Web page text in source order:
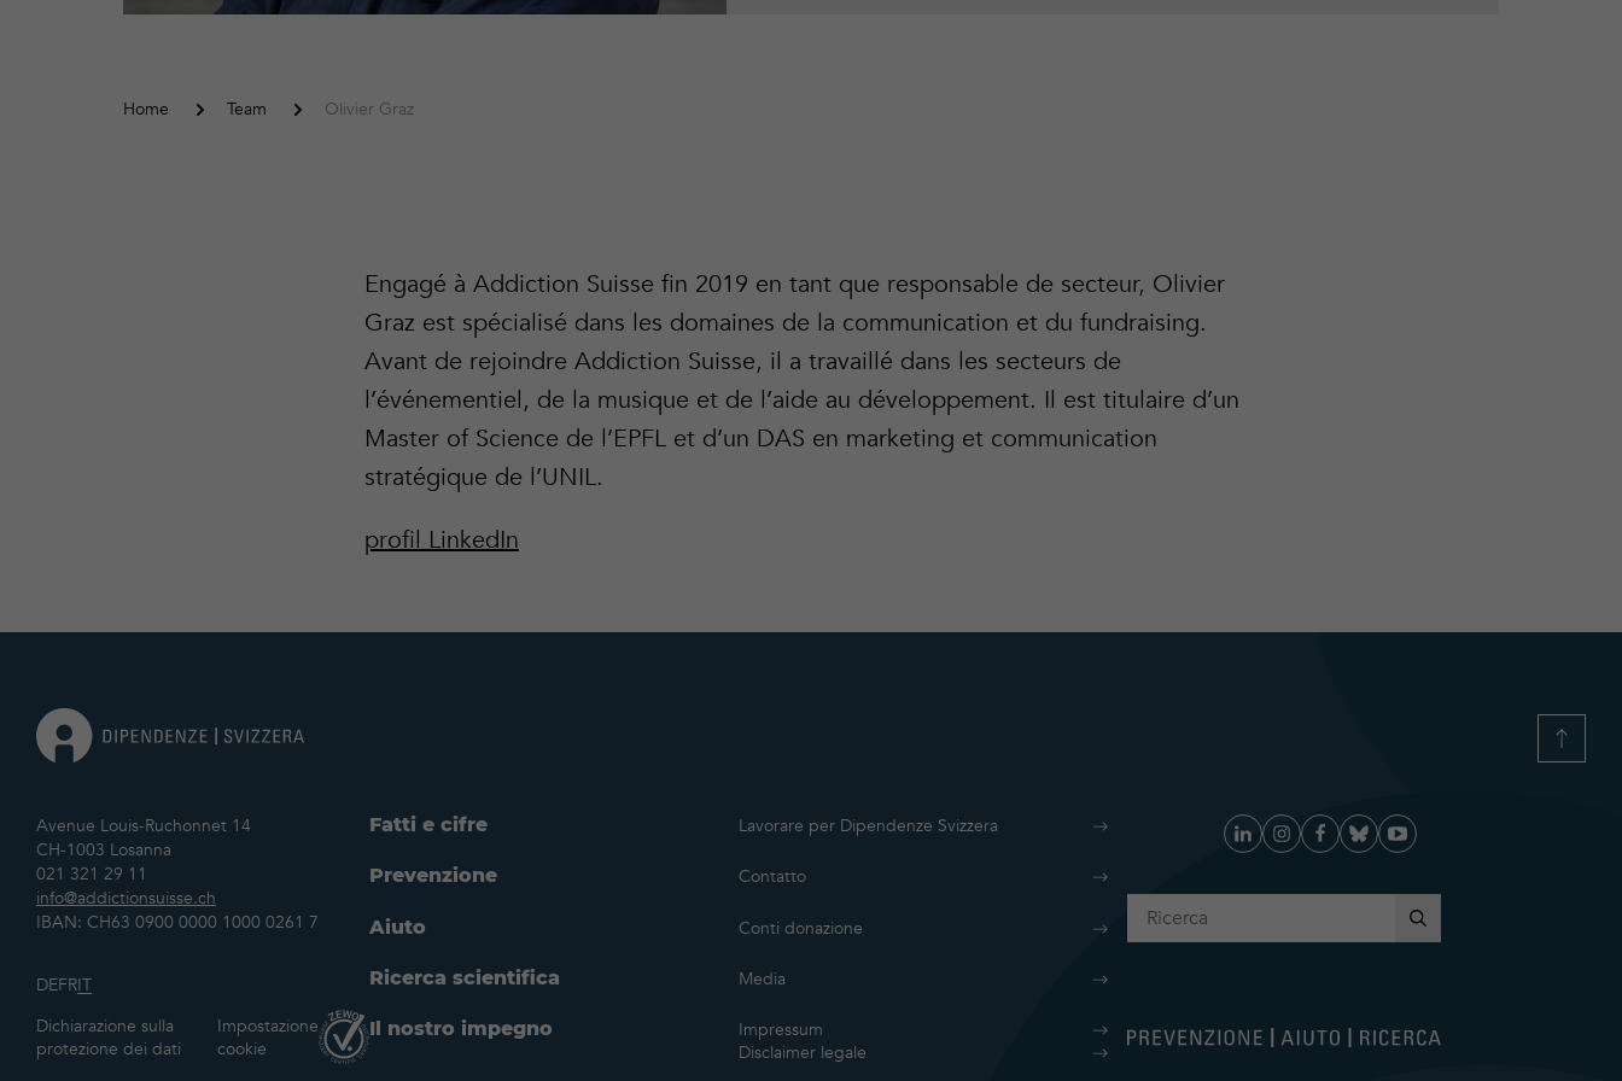
Home Team Olivier Graz
Engagé à Addiction Suisse fin 2019 en tant que responsable de secteur, Olivier
Graz est spécialisé dans les domaines de la communication et du fundraising.
Avant de rejoindre Addiction Suisse, il a travaillé dans les secteurs de
l’événementiel, de la musique et de l’aide au développement. Il est titulaire d’un
Master of Science de l’EPFL et d’un DAS en marketing et communication
stratégique de l’UNIL.
profil LinkedIn
Avenue Louis-Ruchonnet 14
CH-1003 Losanna
021 321 29 11
info@addictionsuisse.ch
IBAN: CH63 0900 0000 1000 0261 7
DEFRIT
Dichiarazione sulla
protezione dei dati
Impostazione
cookie
Fatti e cifre Lavorare per Dipendenze Svizzera
Prevenzione Contatto
Aiuto Conti donazione
Ricerca scientifica Media
Il nostro impegno
Impressum
Disclaimer legale